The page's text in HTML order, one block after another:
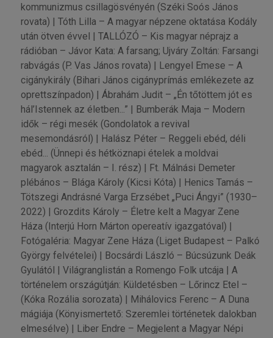
kommunizmus csillagösvényén (Széki Soós János
rovata) | Tóth Lilla – A magyar népzene oktatása Kodály
után ötven évvel | TALLÓZÓ – Kis magyar néprajz a
rádióban – Jávor Kata: A farsang; Ujváry Zoltán: Farsangi
rabvágás (P. Vas János rovata) | Lengyel Emese – A
cigánykirály (Bihari János cigányprímás emlékezete az
oprettszínpadon) | Ábrahám Judit – „Én tőtöttem jót es
hál’Istennek az életben...” | Bumberák Maja – Modern
idők – régi mesék (Gondolatok a revival
mesemondásról) | Halász Péter – Reggeli ebéd, déli
ebéd... (Ünnepi és hétköznapi ételek a moldvai
magyarok asztalán – I. rész) | Ft. Málnási Demeter
plébános – Blága Károly (Kicsi Kóta) | Henics Tamás –
Tötszegi Andrásné Varga Erzsébet „Puci Ángyi” (1930–
2022) | Grozdits Károly – Életre kelt a Magyar Zene
Háza (Interjú Horn Márton opereatív igazgatóval) |
Fotógaléria: Magyar Zene Háza (Liget Budapest – Palkó
György felvételei) | Bocsárdi László – Búcsúzunk Deák
Gyulától | Világranglistán a Romengo Folk utcája | A
történelem országútján: Küldetésben – Lőrincz Etel –
(Kóka Rozália sorozata) | Mihálovics Ferenc – A Duna
mágiája (Könyismertető: Szeremlei történetek dalokban
elmesélve) | Liber Endre – Megjelent a Magyar Népi